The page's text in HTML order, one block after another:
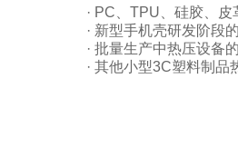
· PC 、TPU 、硅胶、
· 新型手机壳研发阶段
· 批量生产中热压设备
· 其他小型3C塑料制品